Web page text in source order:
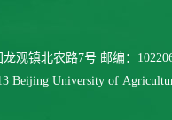
观镇北农路7号 邮编：
Beijing University of